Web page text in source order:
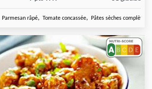
Parmesan râpé, Tomate concassée, Pâtes sèches complètes